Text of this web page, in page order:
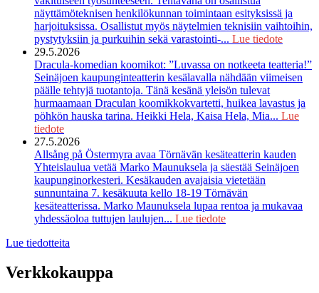
näyttämöteknisen henkilökunnan toimintaan esityksissä ja
harjoituksissa. Osallistut myös näytelmien teknisiin vaihtoihin,
pystytyksiin ja purkuihin sekä varastointi-... Lue tiedote
29.5.2026
Dracula-komedian koomikot: ”Luvassa on notkeeta teatteria!”
Seinäjoen kaupunginteatterin kesälavalla nähdään viimeisen
päälle tehtyjä tuotantoja. Tänä kesänä yleisön tulevat
hurmaamaan Draculan koomikkokvartetti, huikea lavastus ja
pöhkön hauska tarina. Heikki Hela, Kaisa Hela, Mia... Lue
tiedote
27.5.2026
Allsång på Östermyra avaa Törnävän kesäteatterin kauden
Yhteislaulua vetää Marko Maunuksela ja säestää Seinäjoen
kaupunginorkesteri. Kesäkauden avajaisia vietetään
sunnuntaina 7. kesäkuuta kello 18-19 Törnävän
kesäteatterissa. Marko Maunuksela lupaa rentoa ja mukavaa
yhdessäoloa tuttujen laulujen... Lue tiedote
Lue tiedotteita
Verkkokauppa